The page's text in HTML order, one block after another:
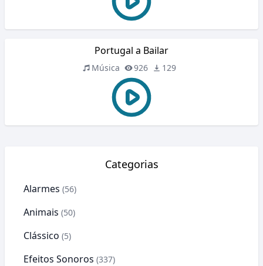
Portugal a Bailar
Música 926 129
Categorias
Alarmes (56)
Animais (50)
Clássico (5)
Efeitos Sonoros (337)